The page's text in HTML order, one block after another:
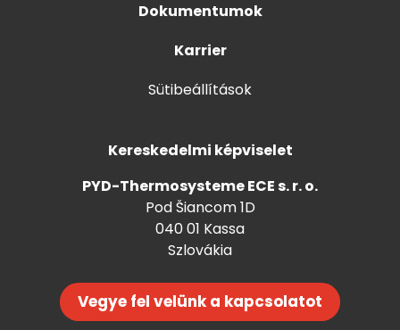
Dokumentumok
Karrier
Sütibeállítások
Kereskedelmi képviselet
PYD-Thermosysteme ECE s. r. o.
Pod Šiancom 1D
040 01 Kassa
Szlovákia
Vegye fel velünk a kapcsolatot